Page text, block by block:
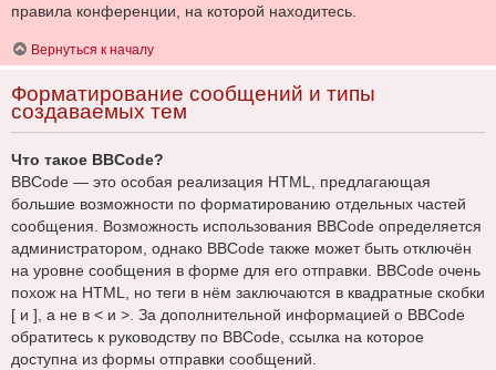
правила конференции, на которой находитесь.
Вернуться к началу
Форматирование сообщений и типы
создаваемых тем
Что такое BBCode?
BBCode — это особая реализация HTML, предлагающая
большие возможности по форматированию отдельных частей
сообщения. Возможность использования BBCode определяется
администратором, однако BBCode также может быть отключён
на уровне сообщения в форме для его отправки. BBCode очень
похож на HTML, но теги в нём заключаются в квадратные скобки
[ и ], а не в < и >. За дополнительной информацией о BBCode
обратитесь к руководству по BBCode, ссылка на которое
доступна из формы отправки сообщений.